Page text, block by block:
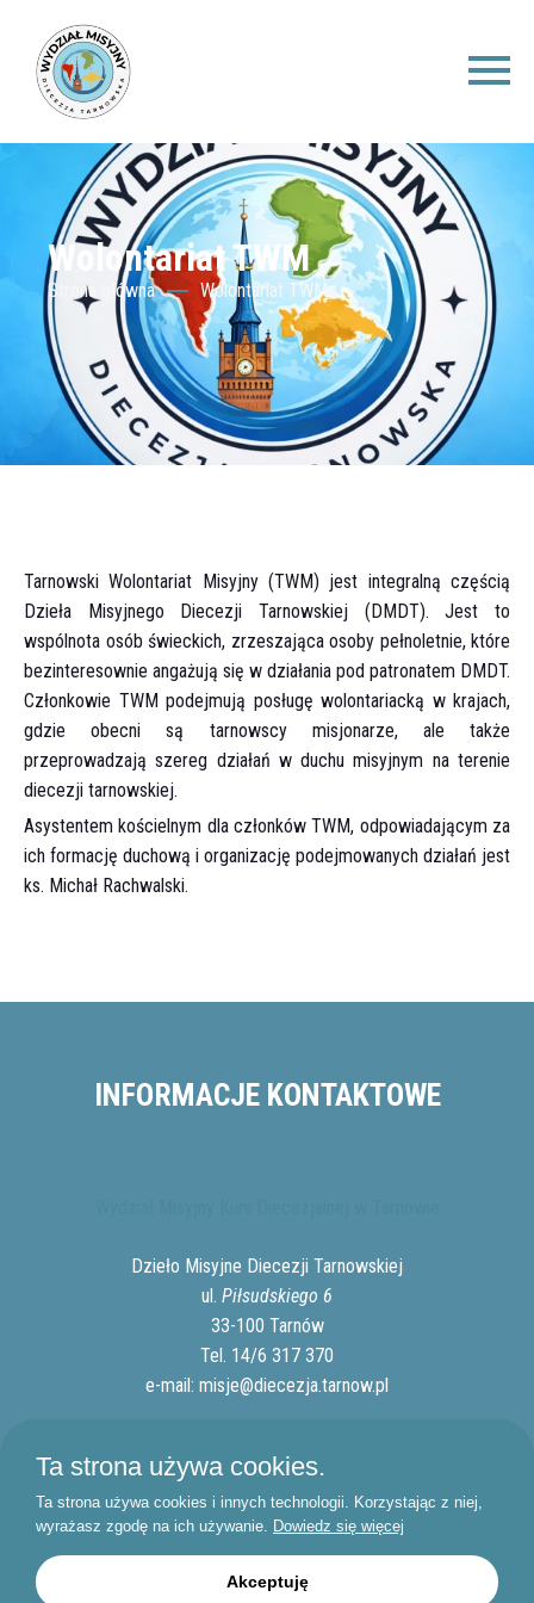
Wolontariat TWM
Strona główna Wolontariat TWM
Tarnowski Wolontariat Misyjny (TWM) jest integralną częścią
Dzieła Misyjnego Diecezji Tarnowskiej (DMDT). Jest to
wspólnota osób świeckich, zrzeszająca osoby pełnoletnie, które
bezinteresownie angażują się w działania pod patronatem DMDT.
Członkowie TWM podejmują posługę wolontariacką w krajach,
gdzie obecni są tarnowscy misjonarze, ale także
przeprowadzają szereg działań w duchu misyjnym na terenie
diecezji tarnowskiej.
Asystentem kościelnym dla członków TWM, odpowiadającym za
ich formację duchową i organizację podejmowanych działań jest
ks. Michał Rachwalski.
INFORMACJE KONTAKTOWE
Dzieło Misyjne Diecezji Tarnowskiej
ul. Piłsudskiego 6
33-100 Tarnów
Tel. 14/6 317 370
e-mail: misje@diecezja.tarnow.pl
Standardy Ochrony Dzieci
Realizacja:idel.pl
Ta strona używa cookies.
Ta strona używa cookies i innych technologii. Korzystając z niej,
wyrażasz zgodę na ich używanie. Dowiedz się więcej
Akceptuję